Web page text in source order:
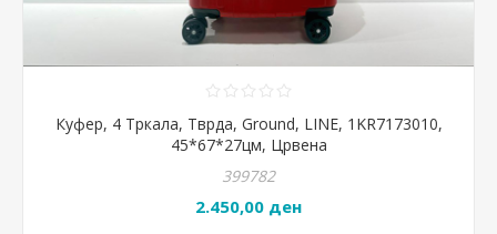
Куфер, 4 Тркала, Тврда, Ground, LINE, 1KR7173010,
45*67*27цм, Црвена
399782
2.450,00 ден